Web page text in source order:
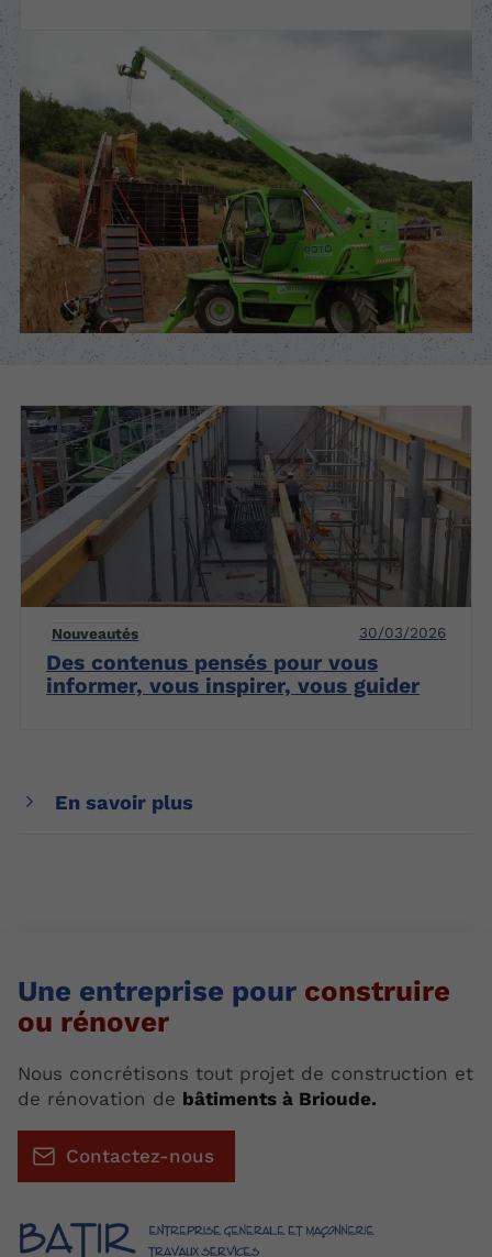
Nouveautés 30/03/2026
Des contenus pensés pour vous
informer, vous inspirer, vous guider
En savoir plus
Une entreprise pour construire
ou rénover
Nous concrétisons tout projet de construction et
de rénovation de bâtiments à Brioude.
Contactez-nous